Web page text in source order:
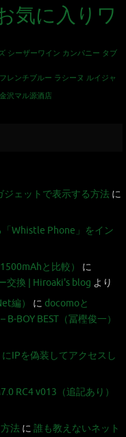
気に入りワ
シーザーワイン カンパニー タブ
フレンチブルー ラシーヌ ルイジャ
金沢マル源酒店
ジェットで表示する方法 に
Whistle Phone」をイン
と比較）
に
交換 | Hiroaki's blog より
編）
に docomoと
BOY BEST（冨樫俊一）
IPを偽装してアクセスし
RC4 v013（追記あり）
法 に 誰も教えないネット